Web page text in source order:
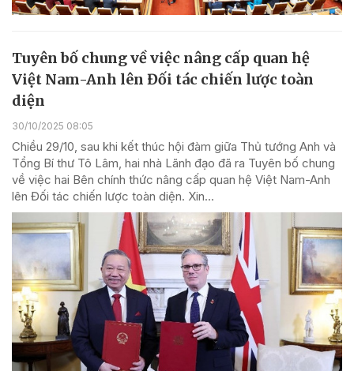
Tuyên bố chung về việc nâng cấp quan hệ
Việt Nam-Anh lên Đối tác chiến lược toàn
diện
30/10/2025 08:05
Chiều 29/10, sau khi kết thúc hội đàm giữa Thủ tướng Anh và
Tổng Bí thư Tô Lâm, hai nhà Lãnh đạo đã ra Tuyên bố chung
về việc hai Bên chính thức nâng cấp quan hệ Việt Nam-Anh
lên Đối tác chiến lược toàn diện. Xin...